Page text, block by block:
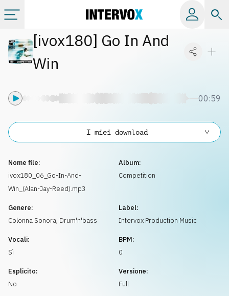
Categorie
[ivox180] Go In And
Win
00:59
Nome file:
ivox180_06_Go-In-And-
Win_(Alan-Jay-Reed).mp3
Album:
Competition
Genere:
Colonna Sonora, Drum'n'bass
Label:
Intervox Production Music
Vocali:
Sì
BPM:
0
Esplicito:
No
Versione:
Full
I miei download